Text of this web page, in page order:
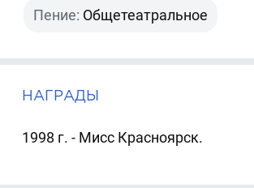
Пение: Общетеатральное
НАГРАДЫ
1998 г. - Мисс Красноярск.